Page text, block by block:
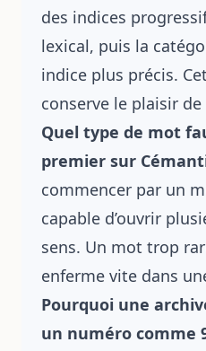
des indices
lexical, puis la
indice plus précis.
conserve le plaisir
Quel type de mot
premier sur
commencer par un
capable d’ouvrir
sens. Un mot trop
enferme vite dans
Pourquoi une
un numéro comme